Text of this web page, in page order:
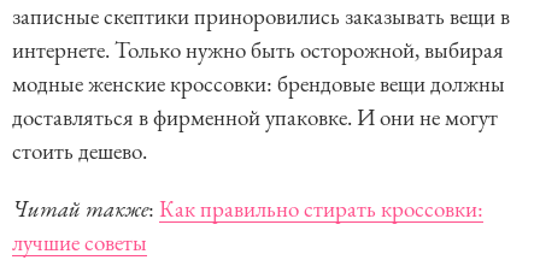
записные скептики приноровились заказывать вещи в
интернете. Только нужно быть осторожной, выбирая
модные женские кроссовки: брендовые вещи должны
доставляться в фирменной упаковке. И они не могут
стоить дешево.
Читай также: Как правильно стирать кроссовки:
лучшие советы